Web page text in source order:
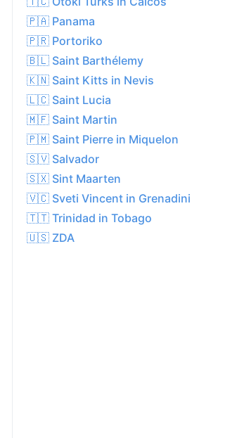
Partly cloudy
27.7°C
25.4°C
23.9°C
73%
15.1 kph
🇵🇦 Panama
🇵🇷 Portoriko
🇧🇱 Saint Barthélemy
🇰🇳 Saint Kitts in Nevis
🇱🇨 Saint Lucia
🇲🇫 Saint Martin
🇵🇲 Saint Pierre in Miquelon
🇸🇻 Salvador
🇸🇽 Sint Maarten
🇻🇨 Sveti Vincent in Grenadini
🇹🇹 Trinidad in Tobago
🇺🇸 ZDA